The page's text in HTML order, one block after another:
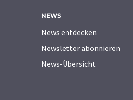
NEWS
News entdecken
Newsletter abonnieren
News-Übersicht